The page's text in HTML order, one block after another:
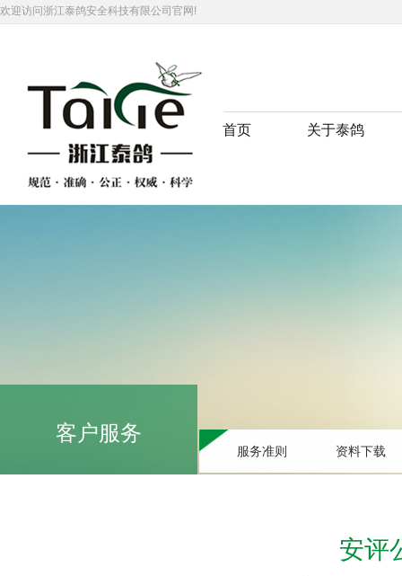
欢迎访问浙江泰鸽安全科技有限公司官网!
首页 关于泰鸽
客户服务
服务准则 资料下载
安评